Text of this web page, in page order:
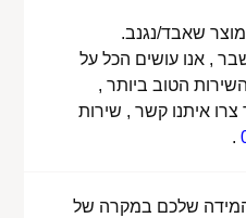
שאבד/נגנב.
, אנו עושים הכל על
הטוב ביותר ,
איתנו קשר , שירות
.
שלכם במקרה של